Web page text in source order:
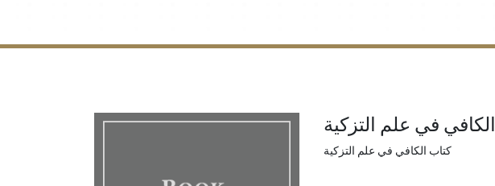
الكافي في علم التزكية
كتاب الكافي في علم التزكية